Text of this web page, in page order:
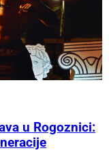
u Rogoznici: